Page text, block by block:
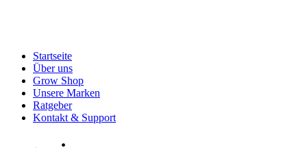
Startseite
Über uns
Grow Shop
Unsere Marken
Ratgeber
Kontakt & Support